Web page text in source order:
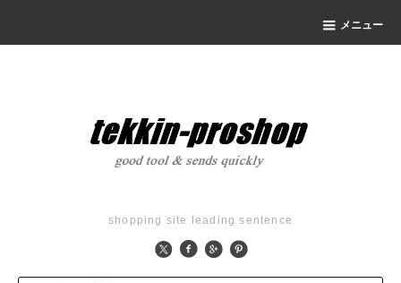
メニュー
shopping site leading sentence